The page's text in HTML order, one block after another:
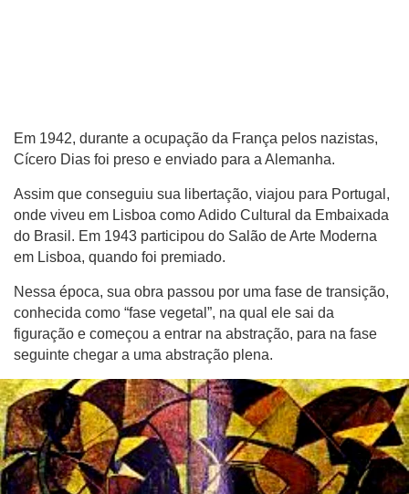
Em 1942, durante a ocupação da França pelos nazistas,
Cícero Dias foi preso e enviado para a Alemanha.
Assim que conseguiu sua libertação, viajou para Portugal,
onde viveu em Lisboa como Adido Cultural da Embaixada
do Brasil. Em 1943 participou do Salão de Arte Moderna
em Lisboa, quando foi premiado.
Nessa época, sua obra passou por uma fase de transição,
conhecida como “fase vegetal”, na qual ele sai da
figuração e começou a entrar na abstração, para na fase
seguinte chegar a uma abstração plena.